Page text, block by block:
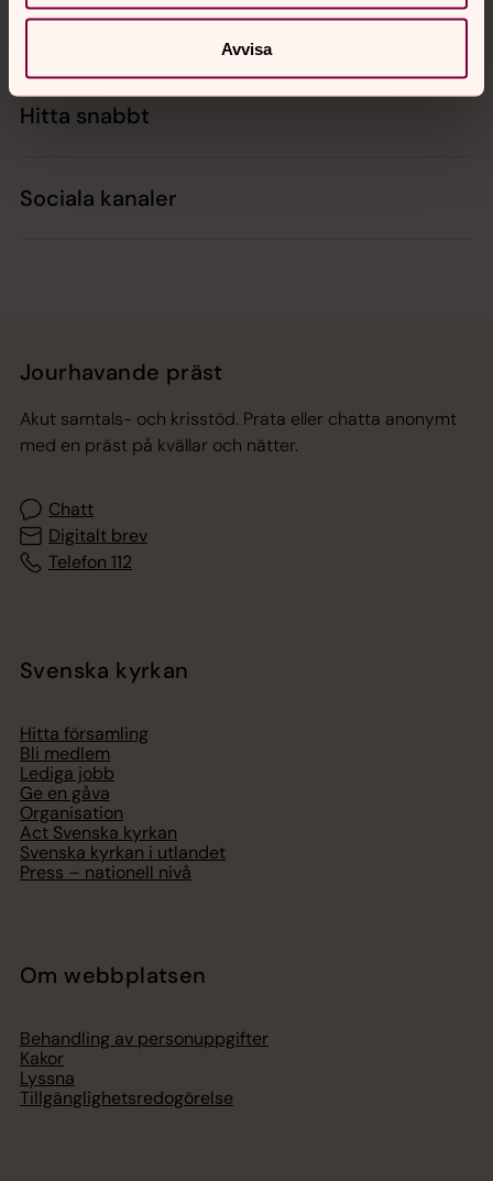
Avvisa
Hitta snabbt
Sociala kanaler
Jourhavande präst
Akut samtals- och krisstöd. Prata eller chatta anonymt
med en präst på kvällar och nätter.
Chatt
Digitalt brev
Telefon 112
Svenska kyrkan
Hitta församling
Bli medlem
Lediga jobb
Ge en gåva
Organisation
Act Svenska kyrkan
Svenska kyrkan i utlandet
Press – nationell nivå
Om webbplatsen
Behandling av personuppgifter
Kakor
Lyssna
Tillgänglighetsredogörelse